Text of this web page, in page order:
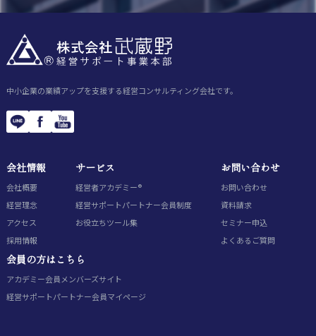
中小企業の業績アップを支援する経営コンサルティング会社です。
会社情報
会社概要
経営理念
アクセス
採用情報
サービス
経営者アカデミー®
経営サポートパートナー会員制度
お役立ちツール集
お問い合わせ
お問い合わせ
資料請求
セミナー申込
よくあるご質問
会員の方はこちら
アカデミー会員メンバーズサイト
経営サポートパートナー会員マイページ